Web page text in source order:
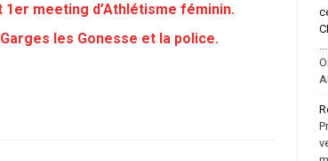
meeting d’Athlétisme féminin.
les Gonesse et la police.